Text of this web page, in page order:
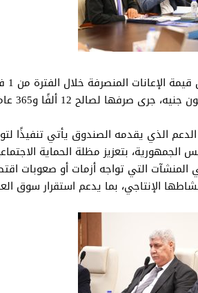
الذي يقدمه الصندوق يأتي تنفيذًا
الجمهورية، بتعزيز مظلة الحماية
المنشآت التي تواجه أزمات أو صعوبات
الإنتاجي، بما يدعم استقرار سوق